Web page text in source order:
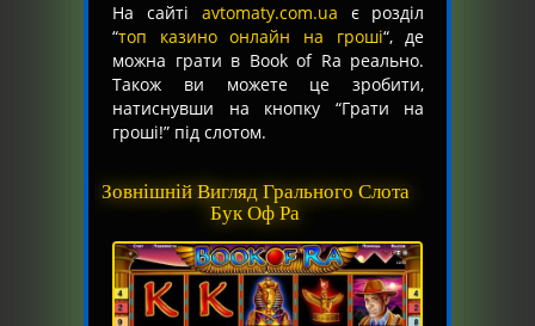
На сайті avtomaty.com.ua є розділ
“топ казино онлайн на гроші“, де
можна грати в Book of Ra реально.
Також ви можете це зробити,
натиснувши на кнопку “Грати на
гроші!” під слотом.
Зовнішній Вигляд Грального Слота
Бук Оф Ра